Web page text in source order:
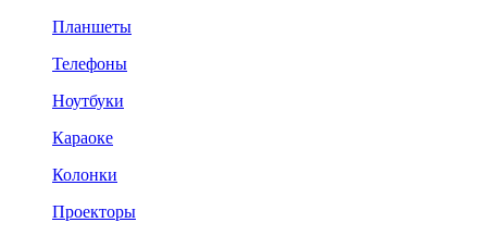
Планшеты
Телефоны
Ноутбуки
Караоке
Колонки
Проекторы